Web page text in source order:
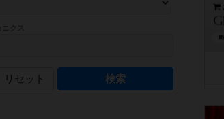
す。直感的にゲームシステムを理解できるよう、中世ファン
ム性を構成するコアシステムです。主にボードゲームに慣れて
リセット